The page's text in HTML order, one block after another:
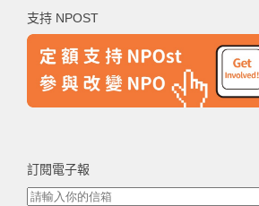
字:
支持 NPOST
訂閱電子報